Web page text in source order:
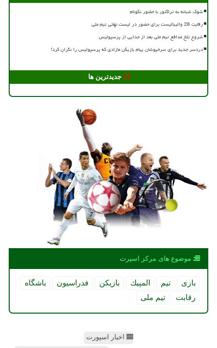
شوک شبانه به تراکتور با حضور نکونام
رقابت 28 والیبالیست برای حضور در لیست نهائی تیم ملی
شروع تلخ مدافع تیم ملی بعد از جدایی از پرسپولیس
دردسر جدید برای سرخپوشان پیام بازیکن مازادی که پرسپولیس را نگران کرد!
جدیدترین ها
موضوع های مركز اسپرت
بازی تیم المپیك بازیكن فدراسیون
باشگاه
رقابت
تیم ملی
اخبار اسپورت